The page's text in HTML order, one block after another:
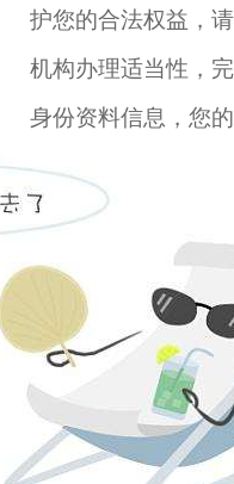
护您的合法权益，
机构办理适当性，
身份资料信息，您
司所有分支机构信
已更新身份信息请
谅解。
感谢配合，祝